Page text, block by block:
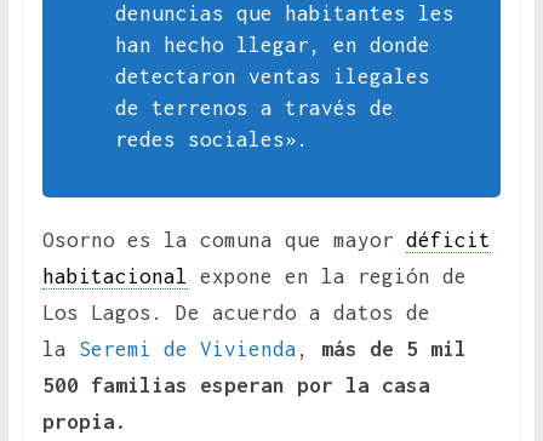
denuncias que habitantes les
han hecho llegar, en donde
detectaron ventas ilegales
de terrenos a través de
redes sociales».
Osorno es la comuna que mayor déficit
habitacional expone en la región de
Los Lagos. De acuerdo a datos de
la Seremi de Vivienda , más de 5 mil
500 familias esperan por la casa
propia.